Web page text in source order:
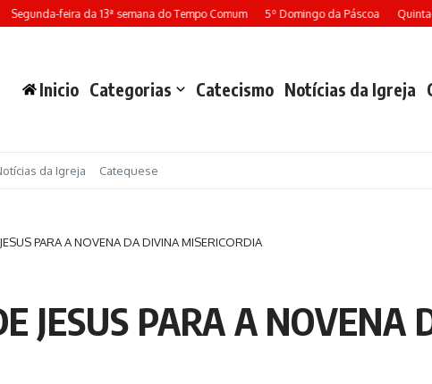
Segunda-feira da 13ª semana do Tempo Comum 5º Domingo da Páscoa
Inicio Categorias Catecismo Notícias da Igreja
da Igreja Catequese
PARA A NOVENA DA DIVINA MISERICORDIA
JESUS PARA A